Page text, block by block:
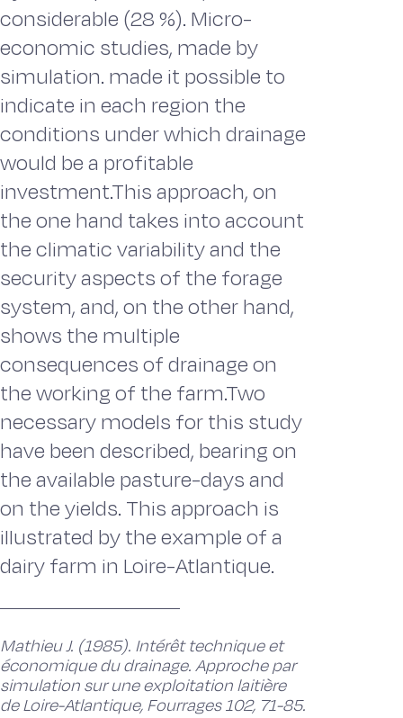
considerable (28 %). Micro-
economic studies, made by
simulation. made it possible to
indicate in each region the
conditions under which drainage
would be a profitable
investment.This approach, on
the one hand takes into account
the climatic variability and the
security aspects of the forage
system, and, on the other hand,
shows the multiple
consequences of drainage on
the working of the farm.Two
necessary models for this study
have been described, bearing on
the available pasture-days and
on the yields. This approach is
iIIustrated by the example of a
dairy farm in Loire-Atlantique.
Mathieu J. (1985). Intérêt technique et
économique du drainage. Approche par
simulation sur une exploitation laitière
de Loire-Atlantique, Fourrages 102, 71-85.